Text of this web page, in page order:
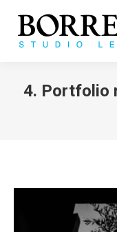
4. Portfolio